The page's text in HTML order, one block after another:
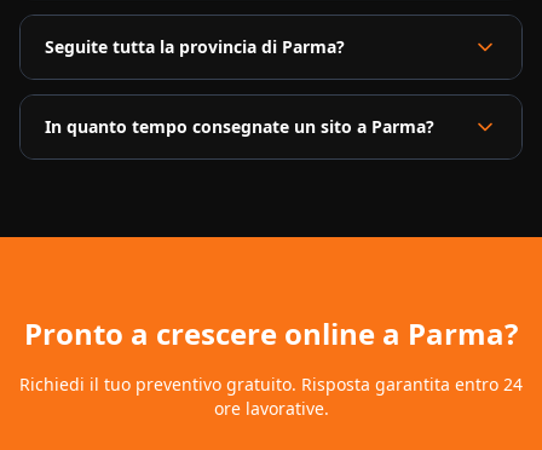
Seguite tutta la provincia di Parma?
In quanto tempo consegnate un sito a Parma?
Pronto a crescere online a Parma?
Richiedi il tuo preventivo gratuito. Risposta garantita entro 24
ore lavorative.